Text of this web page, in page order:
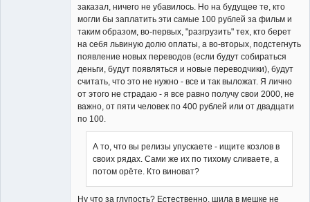
заказал, ничего не убавилось. Но на будущее те, кто
могли бы заплатить эти самые 100 рублей за фильм и
таким образом, во-первых, "разгрузить" тех, кто берет
на себя львиную долю оплаты, а во-вторых, подстегнуть
появление новых переводов (если будут собираться
деньги, будут появляться и новые переводчики), будут
считать, что это не нужно - все и так выложат. Я лично
от этого не страдаю - я все равно получу свои 2000, не
важно, от пяти человек по 400 рублей или от двадцати
по 100.
А то, что вы релизы упускаете - ищите козлов в
своих рядах. Сами же их по тихому сливаете, а
потом орёте. Кто виноват?
Ну что за глупость? Естественно, шила в мешке не